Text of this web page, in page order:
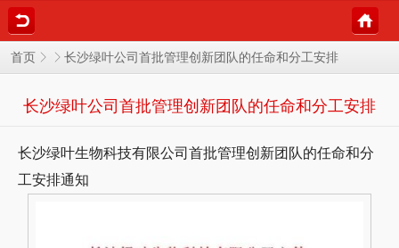
首页 长沙绿叶公司首批管理创新团队的任命和分工安排
长沙绿叶公司首批管理创新团队的任命和分工安排
长沙绿叶生物科技有限公司首批管理创新团队的任命和分
工安排通知